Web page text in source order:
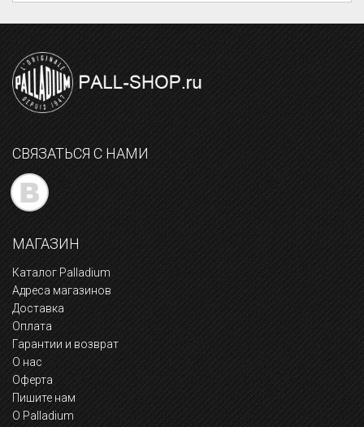
СВЯЗАТЬСЯ С НАМИ
МАГАЗИН
Каталог Palladium
Адреса магазинов
Доставка
Оплата
Гарантии и возврат
О нас
Оферта
Пишите нам
О Palladium